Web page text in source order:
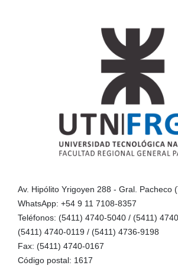
Av. Hipólito Yrigoyen 288 - Gral. Pacheco
WhatsApp: +54 9 11 7108-8357
Teléfonos: (5411) 4740-5040 / (5411)
(5411) 4740-0119 / (5411) 4736-9198
Fax: (5411) 4740-0167
Código postal: 1617